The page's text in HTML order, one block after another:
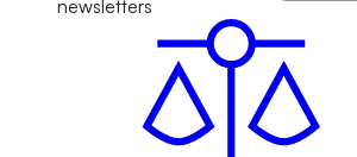
newsletters